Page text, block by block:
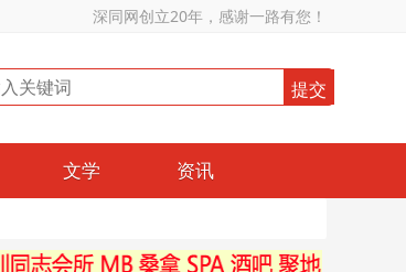
深同网创立20年，感谢一路有您！
文学 资讯